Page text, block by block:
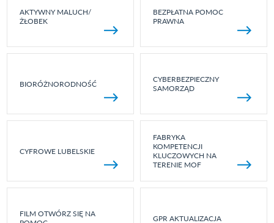
AKTYWNY MALUCH/
ŻŁOBEK
BEZPŁATNA POMOC
PRAWNA
BIORÓŻNORODNOŚĆ
CYBERBEZPIECZNY
SAMORZĄD
CYFROWE LUBELSKIE
FABRYKA
KOMPETENCJI
KLUCZOWYCH NA
TERENIE MOF
FILM OTWÓRZ SIĘ NA
GPR AKTUALIZACJA